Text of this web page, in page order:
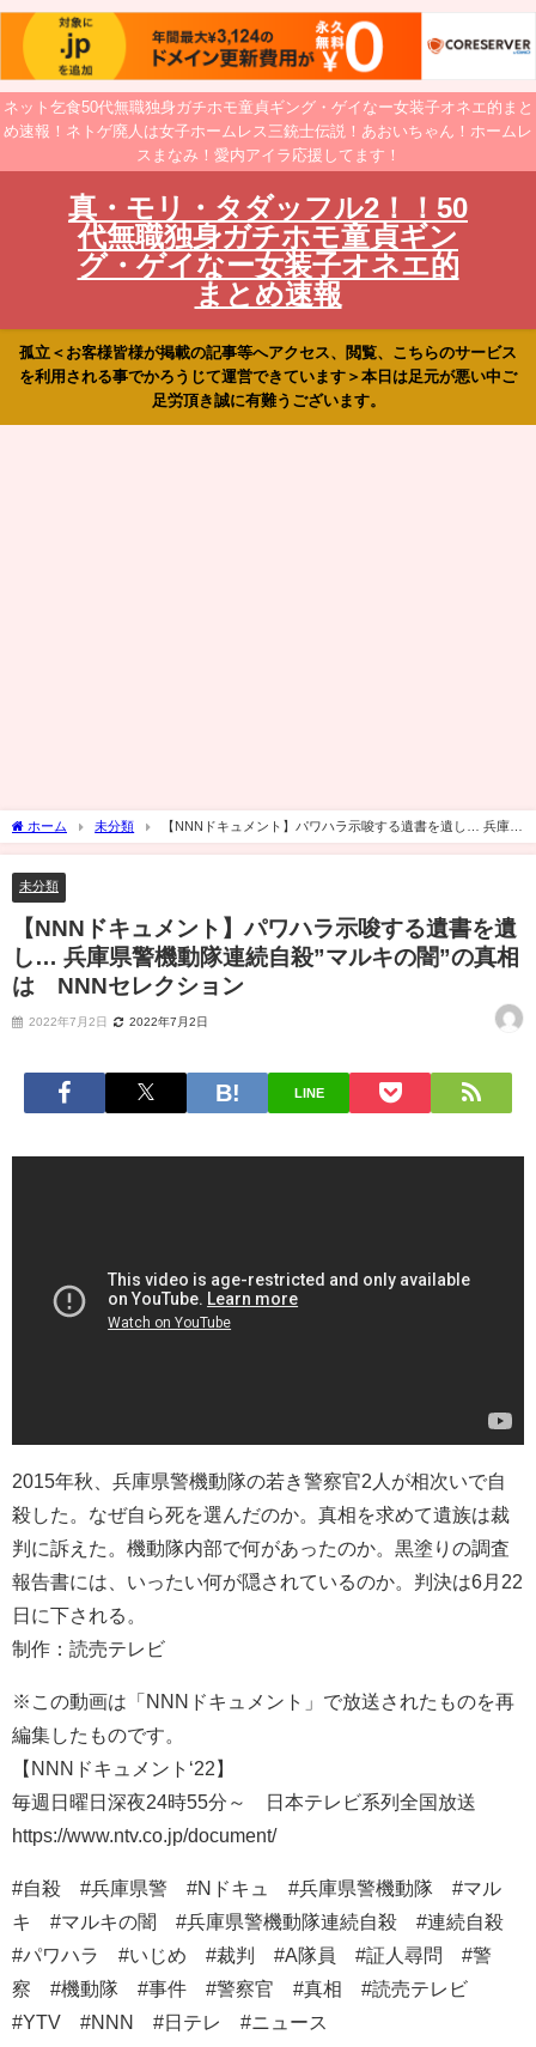
ネット乞食50代無職独身ガチホモ童貞ギング・ゲイなー女装子オネエ的まと
め速報！ネトゲ廃人は女子ホームレス三銃士伝説！あおいちゃん！ホームレ
スまなみ！愛内アイラ応援してます！
真・モリ・タダッフル2！！50
代無職独身ガチホモ童貞ギン
グ・ゲイなー女装子オネエ的
まとめ速報
孤立＜お客様皆様が掲載の記事等へアクセス、閲覧、こちらのサービス
を利用される事でかろうじて運営できています＞本日は足元が悪い中ご
足労頂き誠に有難うございます。
ホーム 未分類
【NNNドキュメント】パワハラ示唆する遺書を遺し… 兵庫県
警機動隊連続自殺”マルキの闇”の真相は NNNセレクション
未分類
【NNNドキュメント】パワハラ示唆する遺書を遺
し… 兵庫県警機動隊連続自殺”マルキの闇”の真相
は NNNセレクション
2022年7月2日 2022年7月2日
LINE
2015年秋、兵庫県警機動隊の若き警察官2人が相次いで自
殺した。なぜ自ら死を選んだのか。真相を求めて遺族は裁
判に訴えた。機動隊内部で何があったのか。黒塗りの調査
報告書には、いったい何が隠されているのか。判決は6月22
日に下される。
制作：読売テレビ
※この動画は「NNNドキュメント」で放送されたものを再
編集したものです。
【NNNドキュメント‘22】
毎週日曜日深夜24時55分～ 日本テレビ系列全国放送
https://www.ntv.co.jp/document/
#自殺 #兵庫県警 #Nドキュ #兵庫県警機動隊 #マル
キ #マルキの闇 #兵庫県警機動隊連続自殺 #連続自殺
#パワハラ #いじめ #裁判 #A隊員 #証人尋問 #警
察 #機動隊 #事件 #警察官 #真相 #読売テレビ
#YTV #NNN #日テレ​​ #ニュース